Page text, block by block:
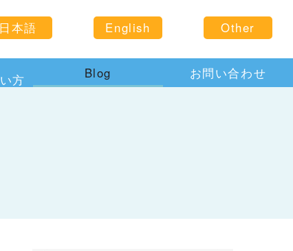
日本語 English Other
方
Blog お問い合わせ